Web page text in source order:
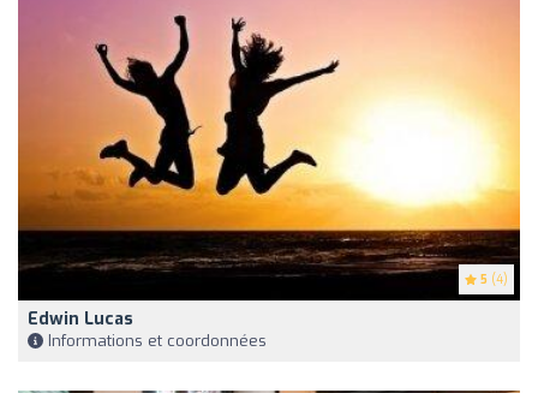
5 (4)
Edwin Lucas
Informations et coordonnées